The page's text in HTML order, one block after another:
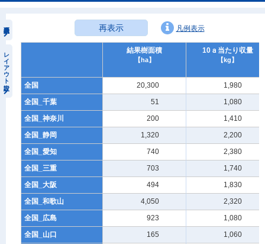
レイアウト設定
再表示 凡例表示
結果樹面積
【ha】
10ａ当たり収量
【kg】
全国 20,300
1,980
全国_千葉
51
1,080
全国_神奈川
200
1,410
全国_静岡
1,320
2,200
全国_愛知
740
2,380
全国_三重
703
1,740
全国_大阪
494
1,830
全国_和歌山
4,050
2,320
全国_広島
923
1,080
全国_山口
165
1,060